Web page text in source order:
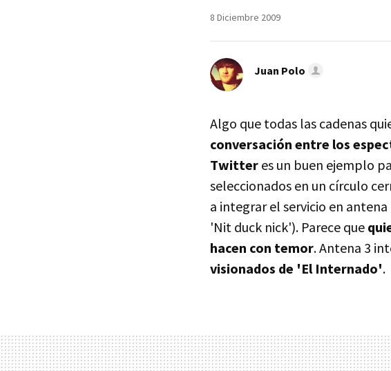
8 Diciembre 2009
Juan Polo
Algo que todas las cadenas
conversación entre los
Twitter es un buen ejemplo
seleccionados en un círculo
a integrar el servicio en
'Nit duck nick'). Parece que
hacen con temor. Antena 3
visionados de 'El Internado'.